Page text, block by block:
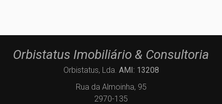
Orbistatus Imobiliário & Consultoria
Orbistatus, Lda. AMI: 13208
Rua da Almoinha, 95
2970-135